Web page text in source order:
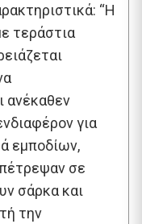
“Η
τεράστια
ανέκαθεν
για
εμποδίων,
σε
σάρκα και
την